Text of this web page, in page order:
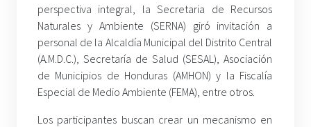
perspectiva integral, la Secretaria de Recursos
Naturales y Ambiente (SERNA) giró invitación a
personal de la Alcaldía Municipal del Distrito Central
(A.M.D.C.), Secretaría de Salud (SESAL), Asociación
de Municipios de Honduras (AMHON) y la Fiscalía
Especial de Medio Ambiente (FEMA), entre otros.
Los participantes buscan crear un mecanismo en